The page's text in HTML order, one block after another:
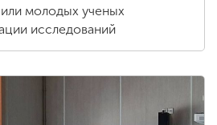
молодых ученых
исследований